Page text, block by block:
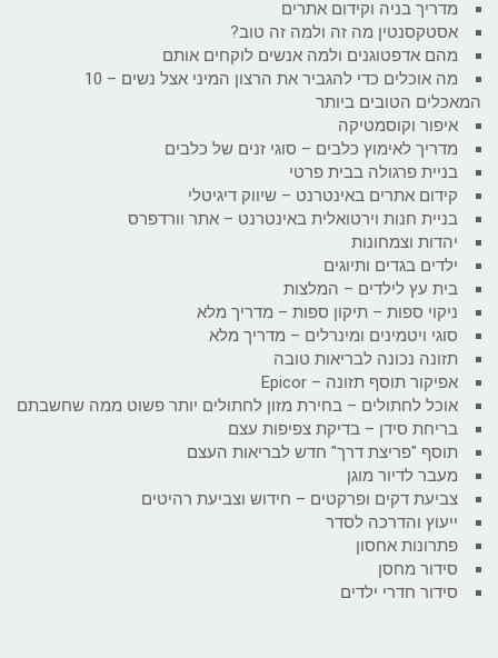
מדריך בניה וקידום אתרים
אסטקסנטין מה זה ולמה זה טוב?
מהם אדפטוגנים ולמה אנשים לוקחים אותם
מה אוכלים כדי להגביר את הרצון המיני אצל נשים – 10
המאכלים הטובים ביותר
איפור וקוסמטיקה
מדריך לאימוץ כלבים – סוגי זנים של כלבים
בניית פרגולה בבית פרטי
קידום אתרים באינטרנט – שיווק דיגיטלי
בניית חנות וירטואלית באינטרנט – אתר וורדפרס
יהדות וצמחונות
ילדים בגדים ותיוגים
בית עץ לילדים – המלצות
ניקוי ספות – תיקון ספות – מדריך מלא
סוגי ויטמינים ומינרלים – מדריך מלא
תזונה נכונה לבריאות טובה
אפיקור תוסף תזונה – Epicor
אוכל לחתולים – בחירת מזון לחתולים יותר פשוט ממה שחשבתם
בריחת סידן – בדיקת צפיפות עצם
תוסף "פריצת דרך" חדש לבריאות העצם
מעבר לדיור מוגן
צביעת דקים ופרקטים – חידוש וצביעת רהיטים
ייעוץ והדרכה לסדר
פתרונות אחסון
סידור מחסן
סידור חדרי ילדים